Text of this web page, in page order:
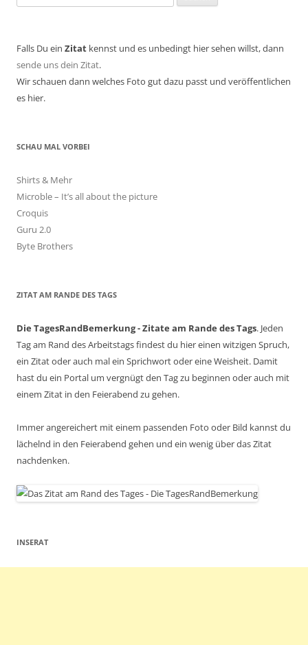
nach:
Falls Du ein Zitat kennst und es unbedingt hier sehen willst, dann
sende uns dein Zitat.
Wir schauen dann welches Foto gut dazu passt und veröffentlichen
es hier.
SCHAU MAL VORBEI
Shirts & Mehr
Microble – It’s all about the picture
Croquis
Guru 2.0
Byte Brothers
ZITAT AM RANDE DES TAGS
Die TagesRandBemerkung - Zitate am Rande des Tags. Jeden
Tag am Rand des Arbeitstags findest du hier einen witzigen Spruch,
ein Zitat oder auch mal ein Sprichwort oder eine Weisheit. Damit
hast du ein Portal um vergnügt den Tag zu beginnen oder auch mit
einem Zitat in den Feierabend zu gehen.
Immer angereichert mit einem passenden Foto oder Bild kannst du
lächelnd in den Feierabend gehen und ein wenig über das Zitat
nachdenken.
INSERAT